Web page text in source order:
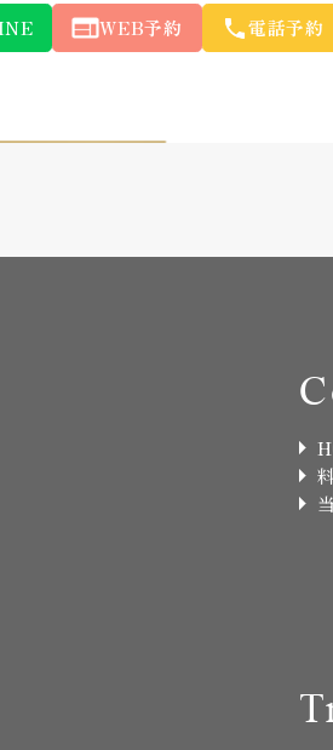
WEB予約 電話予約